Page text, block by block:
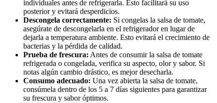
individuales antes de refrigerarla. Esto facilitará su uso
posterior y evitará desperdicios.
Descongela correctamente: Si congelas la salsa de tomate,
asegúrate de descongelarla en el refrigerador en lugar de
dejarla a temperatura ambiente. Esto evitará el crecimiento de
bacterias y la pérdida de calidad.
Prueba de frescura: Antes de consumir la salsa de tomate
refrigerada o congelada, verifica su aspecto, olor y sabor. Si
notas algún cambio drástico, es mejor desecharla.
Consumo adecuado: Una vez abierta la salsa de tomate,
consúmela dentro de los 5 a 7 días siguientes para garantizar
su frescura y sabor óptimos.